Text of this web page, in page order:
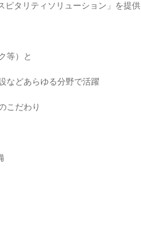
ピタリティソリューション」を提供
等）と
などあらゆる分野で活躍
こだわり